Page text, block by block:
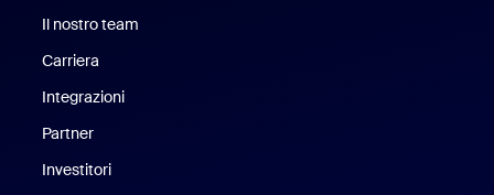
Il nostro team
Carriera
Integrazioni
Partner
Investitori